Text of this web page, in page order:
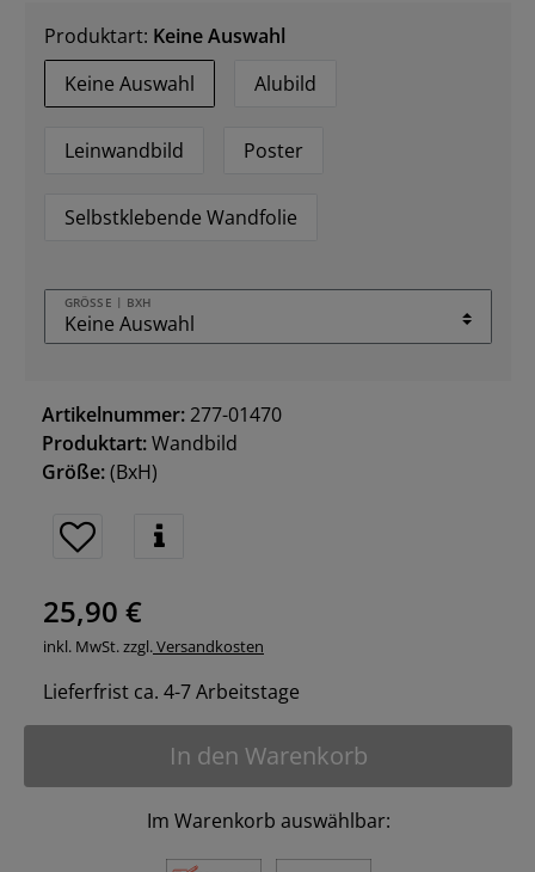
Produktart: Keine Auswahl
Keine Auswahl
Alubild
Leinwandbild Poster
Selbstklebende Wandfolie
GRÖSSE | BXH
Artikelnummer:277-01470
Produktart:Wandbild
Größe:(BxH)
25,90 €
inkl. MwSt. zzgl.Versandkosten
Lieferfrist ca. 4-7 Arbeitstage
In den Warenkorb
Im Warenkorb auswählbar: